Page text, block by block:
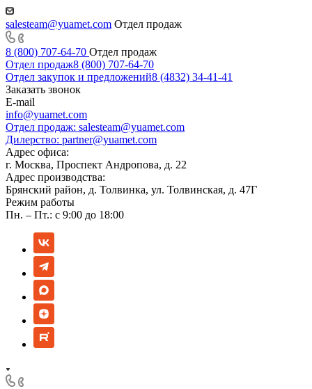
salesteam@yuamet.com Отдел продаж
8 (800) 707-64-70 Отдел продаж
Отдел продаж8 (800) 707-64-70
Отдел закупок и предложений8 (4832) 34-41-41
Заказать звонок
E-mail
info@yuamet.com
Отдел продаж: salesteam@yuamet.com
Дилерство: partner@yuamet.com
Адрес офиса:
г. Москва, Проспект Андропова, д. 22
Адрес производства:
Брянский район, д. Толвинка, ул. Толвинская, д. 47Г
Режим работы
Пн. – Пт.: с 9:00 до 18:00